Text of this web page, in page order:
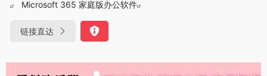
Microsoft 365 家庭版办公软件
链接直达